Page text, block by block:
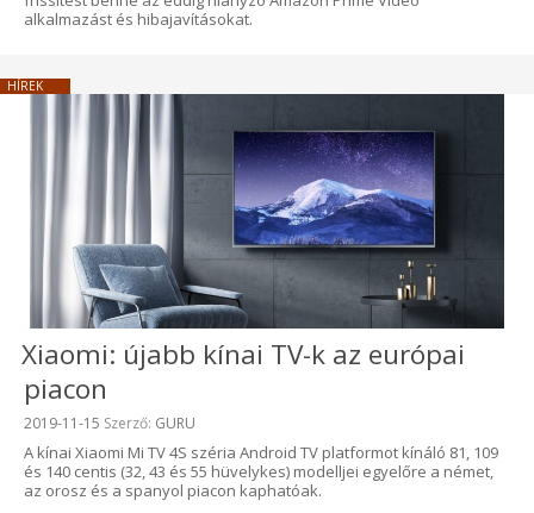
alkalmazást és hibajavításokat.
HÍREK
Xiaomi: újabb kínai TV-k az európai
piacon
Beküldve:
2019-11-15 Szerző: GURU
A kínai Xiaomi Mi TV 4S széria Android TV platformot kínáló 81, 109
és 140 centis (32, 43 és 55 hüvelykes) modelljei egyelőre a német,
az orosz és a spanyol piacon kaphatóak.